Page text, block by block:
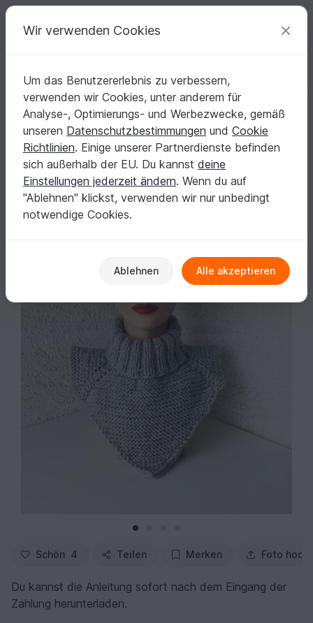
Deine kreativen Ideen
Deutsch | € (EUR) einloggen Kostenlos registrieren
Startseite Stricken Schals Kragenschals
Strick-Anleitung Marions Rollkragen
Strick-Anleitung Marions Rollkragen
Schön 4 Teilen Merken Foto
Du kannst die Anleitung sofort nach dem Eingang der
Zahlung herunterladen.
Wir verwenden Cookies
Um das Benutzererlebnis zu verbessern,
verwenden wir Cookies, unter anderem für
Analyse-, Optimierungs- und Werbezwecke, gemäß
unseren Datenschutzbestimmungen und Cookie
Richtlinien. Einige unserer Partnerdienste befinden
sich außerhalb der EU. Du kannst deine
Einstellungen jederzeit ändern. Wenn du auf
"Ablehnen" klickst, verwenden wir nur unbedingt
notwendige Cookies.
Ablehnen Alle akzeptieren